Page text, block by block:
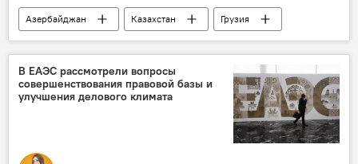
Азербайджан Казахстан
Грузия
ЕС
Кыргызстан
Узбекистан
Коридор "Север-Юг"
Транскаспийский международный транспортный маршрут
В ЕАЭС рассмотрели вопросы
совершенствования правовой базы и
улучшения делового климата